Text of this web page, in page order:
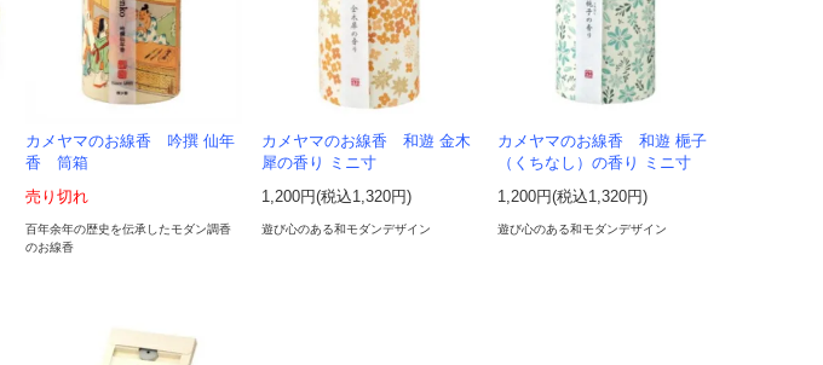
カメヤマのお線香 吟撰 仙年
香 筒箱
売り切れ
百年余年の歴史を伝承したモダン調香
のお線香
カメヤマのお線香 和遊 金木
犀の香り ミニ寸
1,200円(税込1,320円)
遊び心のある和モダンデザイン
カメヤマのお線香 和遊 梔子
（くちなし）の香り ミニ寸
1,200円(税込1,320円)
遊び心のある和モダンデザイン